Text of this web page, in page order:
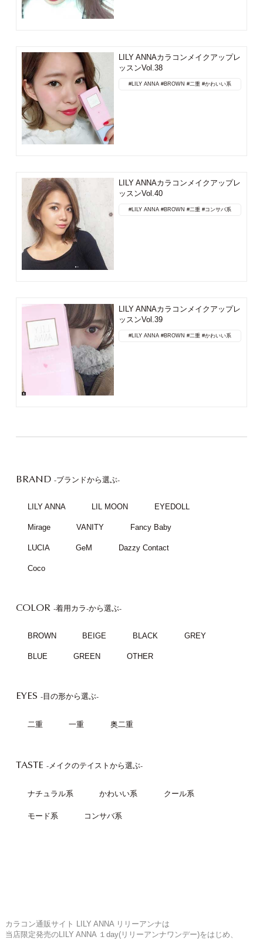
LILY ANNAカラコンメイクアップレ
ッスンVol.38
#LILY ANNA #BROWN #二重 #かわいい系
LILY ANNAカラコンメイクアップレ
ッスンVol.40
#LILY ANNA #BROWN #二重 #コンサバ系
LILY ANNAカラコンメイクアップレ
ッスンVol.39
#LILY ANNA #BROWN #二重 #かわいい系
BRAND -ブランドから選ぶ-
LILY ANNA LIL MOON EYEDOLL
Mirage VANITY Fancy Baby
LUCIA GeM Dazzy Contact
Coco
COLOR -着用カラ-から選ぶ-
BROWN BEIGE BLACK GREY
BLUE GREEN OTHER
EYES -目の形から選ぶ-
二重 一重 奥二重
TASTE -メイクのテイストから選ぶ-
ナチュラル系 かわいい系 クール系
モード系 コンサバ系
カラコン通販サイト LILY ANNA リリーアンナは
当店限定発売のLILY ANNA １day(リリーアンナワンデー)をはじめ、